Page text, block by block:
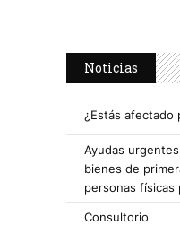
Noticias
¿Estás afectado
Ayudas
bienes de
personas físicas
Consultorio